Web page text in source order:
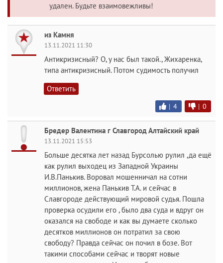
удален. Будьте взаимовежливы!
из Камня
13.11.2021 11:30
Антикризисный? О, у нас был такой., Жихаренка,
типа антикризисный. Потом судимость получил
Ответить
| 4 | 0
Бредер Валентина г Славгород Алтайский край
13.11.2021 15:53
Больше десятка лет назад Бурсолью рулил ,да ещё
как рулил выходец из Западной Украины
И.В.Панькив. Воровал мошенничал на сотни
миллионов, жена Панькив Т.А. и сейчас в
Славгороде действующий мировой судья. Пошла
проверка осудили его , было два суда и вдруг он
оказался на свободе и как вы думаете сколько
десятков миллионов он потратил за свою
свободу? Правда сейчас он почил в бозе. Вот
такими способами сейчас и творят новые